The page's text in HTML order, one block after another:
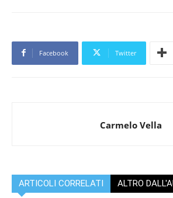
Facebook Twitter
Carmelo Vella
ARTICOLI CORRELATI ALTRO